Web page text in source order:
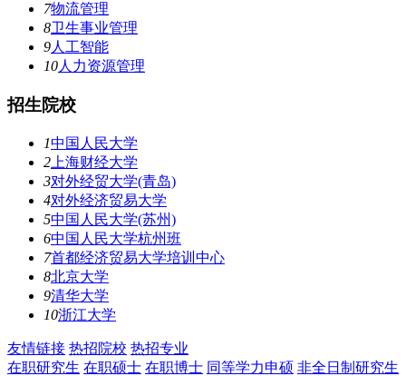
7物流管理
8卫生事业管理
9人工智能
10人力资源管理
招生院校
1中国人民大学
2 上海财经大学
3对外经贸大学(青岛)
4对外经济贸易大学
5中国人民大学(苏州)
6中国人民大学杭州班
7首都经济贸易大学培训中心
8北京大学
9清华大学
10浙江大学
友情链接 热招院校 热招专业
在职研究生 在职硕士 在职博士 同等学力申硕 非全日制研究生